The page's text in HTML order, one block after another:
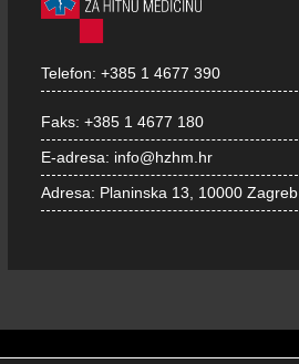
Telefon: +385 1 4677 390
Faks: +385 1 4677 180
E-adresa: info@hzhm.hr
Adresa: Planinska 13, 10000 Zagreb